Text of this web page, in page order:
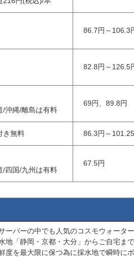
86.7円～106.3
82.8円～126.5
/沖縄/離島は有料
69円、89.8円
き無料 86.3円～
/四国/九州は有料
67.5円
ーバーの中でも人気のコスモウォータ
地「静岡・京都・大分」からご自宅まで
度を最大限に保つ為に採水地で瞬時に